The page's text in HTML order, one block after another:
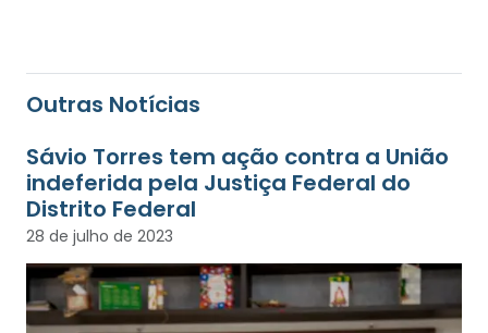
Outras Notícias
Sávio Torres tem ação contra a União
indeferida pela Justiça Federal do
Distrito Federal
28 de julho de 2023